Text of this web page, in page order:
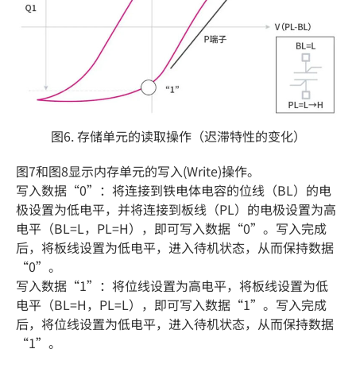
图6. 存储单元的读取操作（迟滞特性的变化）
图7和图8显示内存单元的写入(Write)操作。
写入数据“0”：将连接到铁电体电容的位线（BL）的电
极设置为低电平，并将连接到板线（PL）的电极设置为高
电平（BL=L，PL=H），即可写入数据“0”。写入完成
后，将板线设置为低电平，进入待机状态，从而保持数据
“0”。
写入数据“1”：将位线设置为高电平，将板线设置为低
电平（BL=H，PL=L），即可写入数据“1”。写入完成
后，将位线设置为低电平，进入待机状态，从而保持数据
“1”。